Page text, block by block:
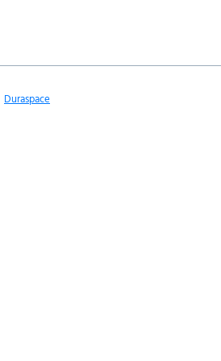
Duraspace